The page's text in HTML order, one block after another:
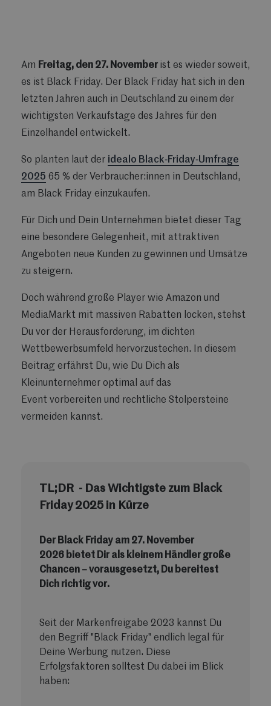
Am Freitag, den 27. November ist es wieder soweit,
es ist Black Friday. Der Black Friday hat sich in den
letzten Jahren auch in Deutschland zu einem der
wichtigsten Verkaufstage des Jahres für den
Einzelhandel entwickelt.
So planten laut der idealo Black‑Friday‑Umfrage
2025 65 % der Verbraucher:innen in Deutschland,
am Black Friday einzukaufen.
Für Dich und Dein Unternehmen bietet dieser Tag
eine besondere Gelegenheit, mit attraktiven
Angeboten neue Kunden zu gewinnen und Umsätze
zu steigern.
Doch während große Player wie Amazon und
MediaMarkt mit massiven Rabatten locken, stehst
Du vor der Herausforderung, im dichten
Wettbewerbsumfeld hervorzustechen. In diesem
Beitrag erfährst Du, wie Du Dich als
Kleinunternehmer optimal auf das
Event vorbereiten und rechtliche Stolpersteine
vermeiden kannst.
TL;DR - Das Wichtigste zum Black
Friday 2025 in Kürze
Der Black Friday am 27. November
2026 bietet Dir als kleinem Händler große
Chancen – vorausgesetzt, Du bereitest
Dich richtig vor.
Seit der Markenfreigabe 2023 kannst Du
den Begriff "Black Friday" endlich legal für
Deine Werbung nutzen. Diese
Erfolgsfaktoren solltest Du dabei im Blick
haben: